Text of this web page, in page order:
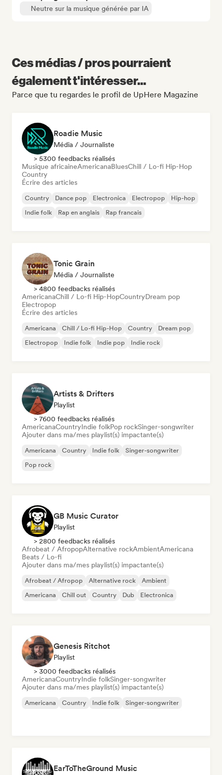
Neutre sur la musique générée par IA
Ces médias / pros pourraient
également t'intéresser...
Parce que tu regardes le profil de UpHere Magazine
Roadie Music
Média / Journaliste
> 5300 feedbacks réalisés
Musique africaineAmericanaBluesChill / Lo-fi Hip-Hop
Country
Écrire des articles
Country Dance pop Electronica Electropop
Hip-hop
Indie folk
Rap en anglais Rap francais
Tonic Grain
Média / Journaliste
> 4800 feedbacks réalisés
AmericanaChill / Lo-fi Hip-HopCountryDream pop
Electropop
Écrire des articles
Americana Chill / Lo-fi Hip-Hop Country
Dream pop
Electropop
Indie folk Indie pop Indie rock
Artists & Drifters
Playlist
> 7600 feedbacks réalisés
AmericanaCountryIndie folkPop rockSinger-songwriter
Ajouter dans ma/mes playlist(s) impactante(s)
Americana Country Indie folk
Singer-songwriter
Pop rock
GB Music Curator
Playlist
> 2800 feedbacks réalisés
Afrobeat / AfropopAlternative rockAmbientAmericana
Beats / Lo-fi
Ajouter dans ma/mes playlist(s) impactante(s)
Afrobeat / Afropop Alternative rock
Ambient
Americana
Chill out Country Dub Electronica
Genesis Ritchot
Playlist
> 3000 feedbacks réalisés
AmericanaCountryIndie folkSinger-songwriter
Ajouter dans ma/mes playlist(s) impactante(s)
Americana Country Indie folk Singer-songwriter
EarToTheGround Music